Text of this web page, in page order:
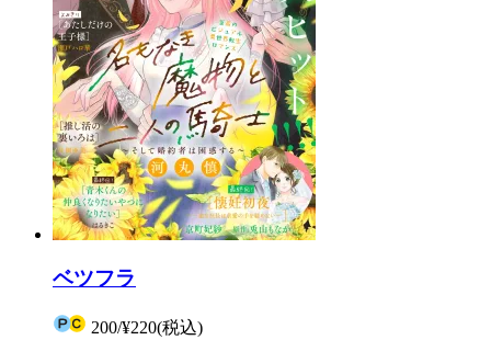
ベツフラ
200/¥220(税込)